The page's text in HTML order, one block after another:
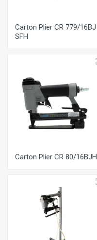
Carton Plier CR 779/16BJ
SFH
Carton Plier CR 80/16BJH